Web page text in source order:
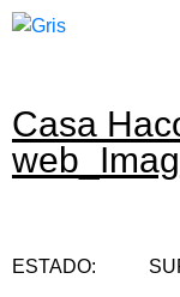
Proyectos
Estudio
Casa
ESTADO: